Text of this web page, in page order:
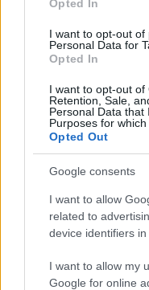
Opted In
I want to opt-out of
Personal Data for
Opted In
I want to opt-out of
Retention, Sale,
Personal Data that
Purposes for which
Opted Out
Google consents
I want to allow
related to
device identifiers in
I want to allow my
Google for online
Guía para definir
competencias
Identifica tus intereses y
CIENCIA Y TECNOLOGÍA